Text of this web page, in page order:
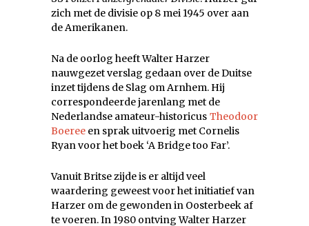
zich met de divisie op 8 mei 1945 over aan
de Amerikanen.
Na de oorlog heeft Walter Harzer
nauwgezet verslag gedaan over de Duitse
inzet tijdens de Slag om Arnhem. Hij
correspondeerde jarenlang met de
Nederlandse amateur-historicus Theodoor
Boeree en sprak uitvoerig met Cornelis
Ryan voor het boek ‘A Bridge too Far’.
Vanuit Britse zijde is er altijd veel
waardering geweest voor het initiatief van
Harzer om de gewonden in Oosterbeek af
te voeren. In 1980 ontving Walter Harzer